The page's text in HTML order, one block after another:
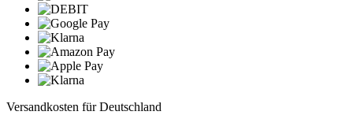
Versandkosten für Deutschland